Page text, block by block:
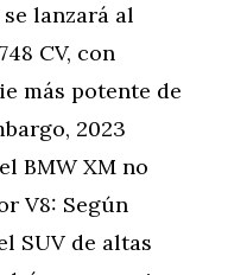
lanzará al
CV, con
más potente de
2023
BMW XM no
V8: Según
SUV de altas